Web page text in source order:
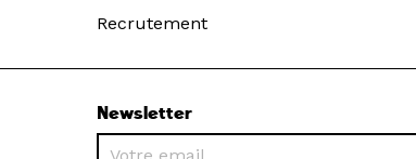
Recrutement
Newsletter